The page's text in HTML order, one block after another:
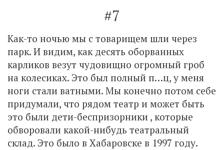
#7
Как-то ночью мы с товарищем шли через
парк. И видим, как десять оборванных
карликов везут чудовищно огромный гроб
на колесиках. Это был полный п…ц, у меня
ноги стали ватными. Мы конечно потом себе
придумали, что рядом театр и может быть
это были дети-беспризорники , которые
обворовали какой-нибудь театральный
склад. Это было в Хабаровске в 1997 году.